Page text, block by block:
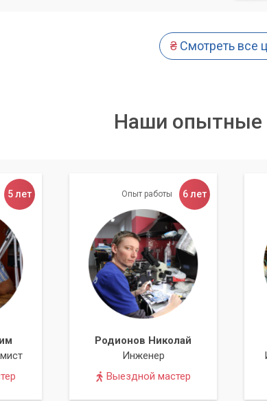
₴ Смотреть все
Наши опытные
5 лет Опыт работы 6 лет
Родионов Николай
Инженер
Выездной мастер